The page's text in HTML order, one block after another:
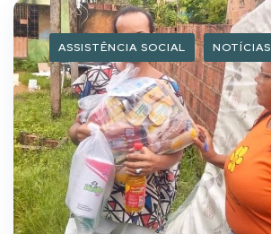
ASSISTÊNCIA SOCIAL NOTÍCIAS